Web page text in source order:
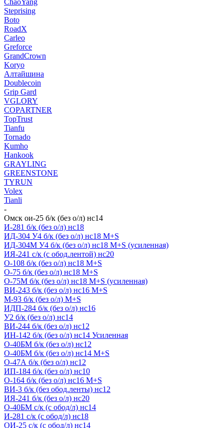
ChaoYang
Steprising
Boto
RoadX
Carleo
Greforce
GrandCrown
Koryo
Алтайшина
Doublecoin
Grip Gard
VGLORY
COPARTNER
TopTrust
Tianfu
Tornado
Kumho
Hankook
GRAYLING
GREENSTONE
TYRUN
Volex
Tianli
-
Омск ои-25 б/к (без о/л) нс14
И-281 б/к (без о/л) нс18
ИД-304 У4 б/к (без о/л) нс18 M+S
ИД-304М У4 б/к (без о/л) нс18 M+S (усиленная)
ИЯ-241 с/к (с обод.лентой) нс20
О-108 б/к (без о/л) нс18 M+S
О-75 б/к (без о/л) нс18 M+S
О-75М б/к (без о/л) нс18 M+S (усиленная)
ВИ-243 б/к (без о/л) нс16 M+S
М-93 б/к (без о/л) M+S
ИДП-284 б/к (без о/л) нс16
У2 б/к (без о/л) нс14
ВИ-244 б/к (без о/л) нс12
ИН-142 б/к (без о/л) нс14 Усиленная
О-40БМ б/к (без о/л) нс12
O-40БМ б/к (без о/л) нс14 M+S
О-47А б/к (без о/л) нс12
ИП-184 б/к (без о/л) нс10
О-164 б/к (без о/л) нс16 M+S
ВИ-3 б/к (без обод.ленты) нс12
ИЯ-241 б/к (без о/л) нс20
O-40БМ с/к (с обод/л) нс14
И-281 c/к (с обод/л) нс18
ОИ-25 с/к (с обод/л) нс14